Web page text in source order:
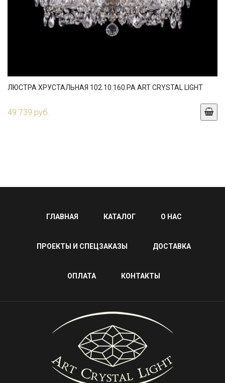
ЛЮСТРА ХРУСТАЛЬНАЯ 102.10.160.PA ART CRYSTAL LIGHT
49 739 руб.
ГЛАВНАЯ КАТАЛОГ О НАС
ПРОЕКТЫ И СПЕЦЗАКАЗЫ ДОСТАВКА
ОПЛАТА КОНТАКТЫ